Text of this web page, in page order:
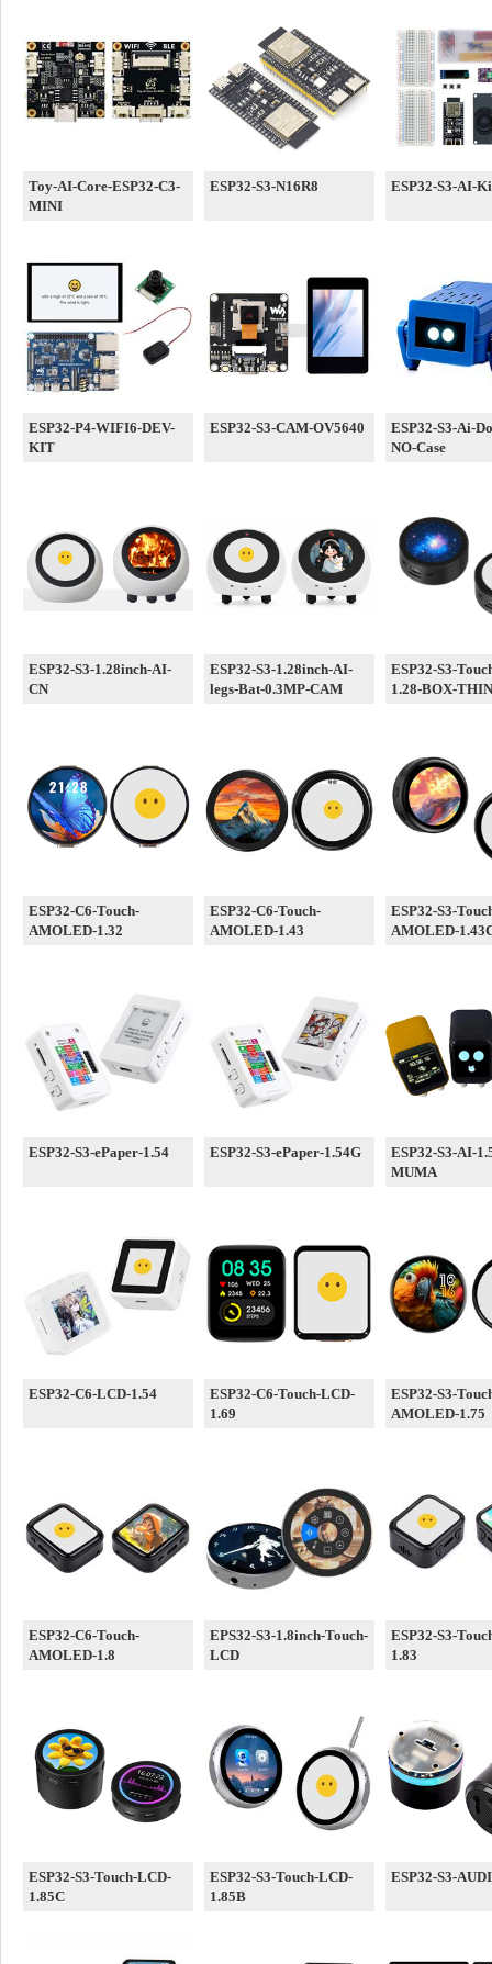
Toy-AI-Core-ESP32-C3-
MINI
ESP32-S3-N16R8 ESP32-S3-AI-
ESP32-P4-WIFI6-DEV-
KIT
ESP32-S3-CAM-OV5640
ESP32-S3-Ai-
NO-Case
ESP32-S3-1.28inch-AI-
CN
ESP32-S3-1.28inch-AI-
legs-Bat-0.3MP-CAM
ESP32-S3-
1.28-BOX-THIN
ESP32-C6-Touch-
AMOLED-1.32
ESP32-C6-Touch-
AMOLED-1.43
ESP32-S3-
AMOLED-
ESP32-S3-ePaper-1.54 ESP32-S3-ePaper-1.54G
ESP32-S3-AI-
MUMA
ESP32-C6-LCD-1.54
ESP32-C6-Touch-LCD-
1.69
ESP32-S3-
AMOLED-1.75
ESP32-C6-Touch-
AMOLED-1.8
EPS32-S3-1.8inch-Touch-
LCD
ESP32-S3-
1.83
ESP32-S3-Touch-LCD-
1.85C
ESP32-S3-Touch-LCD-
1.85B
ESP32-S3-